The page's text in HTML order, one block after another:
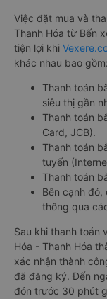
Việc đặt mua và
Thanh Hóa từ Bến
tiện lợi khi
khác nhau bao gồm:
Thanh toán
siêu thị gần
Thanh toán
Card, JCB).
Thanh toán
tuyến
Thanh toán
Bên cạnh
thông qua
Sau khi thanh toán
Hóa - Thanh Hóa
xác nhận thành
đã đăng ký. Đến
đón trước 30 phút